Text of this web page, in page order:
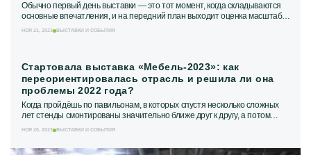
Обычно первый день выставки — это тот момент, когда складываются
основные впечатления, и на передний план выходит оценка масштаба
экспозиции, среза участников,...
НОЯ 21, 2023 ВЫСТАВКИ И СОБЫТИЯ
Стартовала выставка «Мебель-2023»: как
переориентировалась отрасль и решила ли она
проблемы 2022 года?
Когда пройдёшь по павильонам, в которых спустя несколько сложных
лет стенды смонтированы значительно ближе друг к другу, а потом
заглянешь в путеводитель и...
НОЯ 20, 2023 ВЫСТАВКИ И СОБЫТИЯ